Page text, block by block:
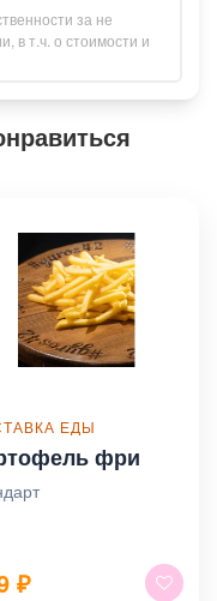
за не
в т.ч. о стоимости и
ЕДЫ
фри
₽